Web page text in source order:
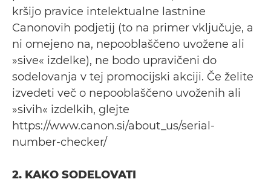
kršijo pravice intelektualne lastnine
Canonovih podjetij (to na primer vključuje, a
ni omejeno na, nepooblaščeno uvožene ali
»sive« izdelke), ne bodo upravičeni do
sodelovanja v tej promocijski akciji. Če želite
izvedeti več o nepooblaščeno uvoženih ali
»sivih« izdelkih, glejte
https://www.canon.si/about_us/serial-
number-checker/
2. KAKO SODELOVATI